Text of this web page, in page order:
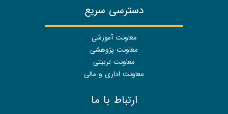
دسترسی سریع
معاونت آموزشی
معاونت پژوهشی
معاونت تربیتی
معاونت اداری و مالی
ارتباط با ما